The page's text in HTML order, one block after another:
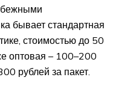
бывает стандартная
стоимостью до 50
оптовая – 100–200
рублей за пакет.